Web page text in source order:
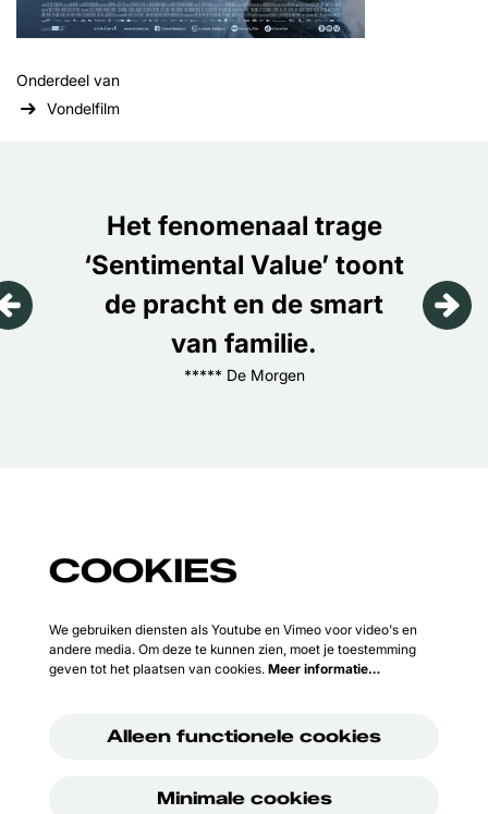
Onderdeel van
Vondelfilm
Het fenomenaal trage
‘Sentimental Value’ toont
de pracht en de smart
van familie.
***** De Morgen
COOKIES
We gebruiken diensten als Youtube en Vimeo voor video's en
andere media. Om deze te kunnen zien, moet je toestemming
geven tot het plaatsen van cookies. Meer informatie…
Alleen functionele cookies
Minimale cookies